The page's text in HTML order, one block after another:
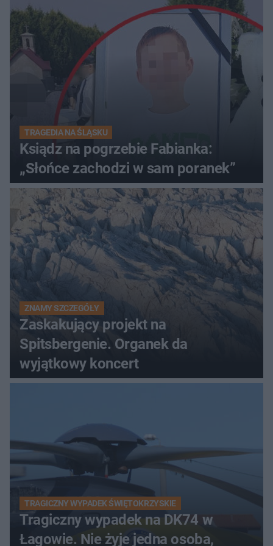
TRAGEDIA NA ŚLĄSKU
Ksiądz na pogrzebie Fabianka:
„Słońce zachodzi w sam poranek”
ZNAMY SZCZEGÓŁY
Zaskakujący projekt na
Spitsbergenie. Organek da
wyjątkowy koncert
TRAGICZNY WYPADEK ŚWIĘTOKRZYSKIE
Tragiczny wypadek na DK74 w
Łagowie. Nie żyje jedna osoba,